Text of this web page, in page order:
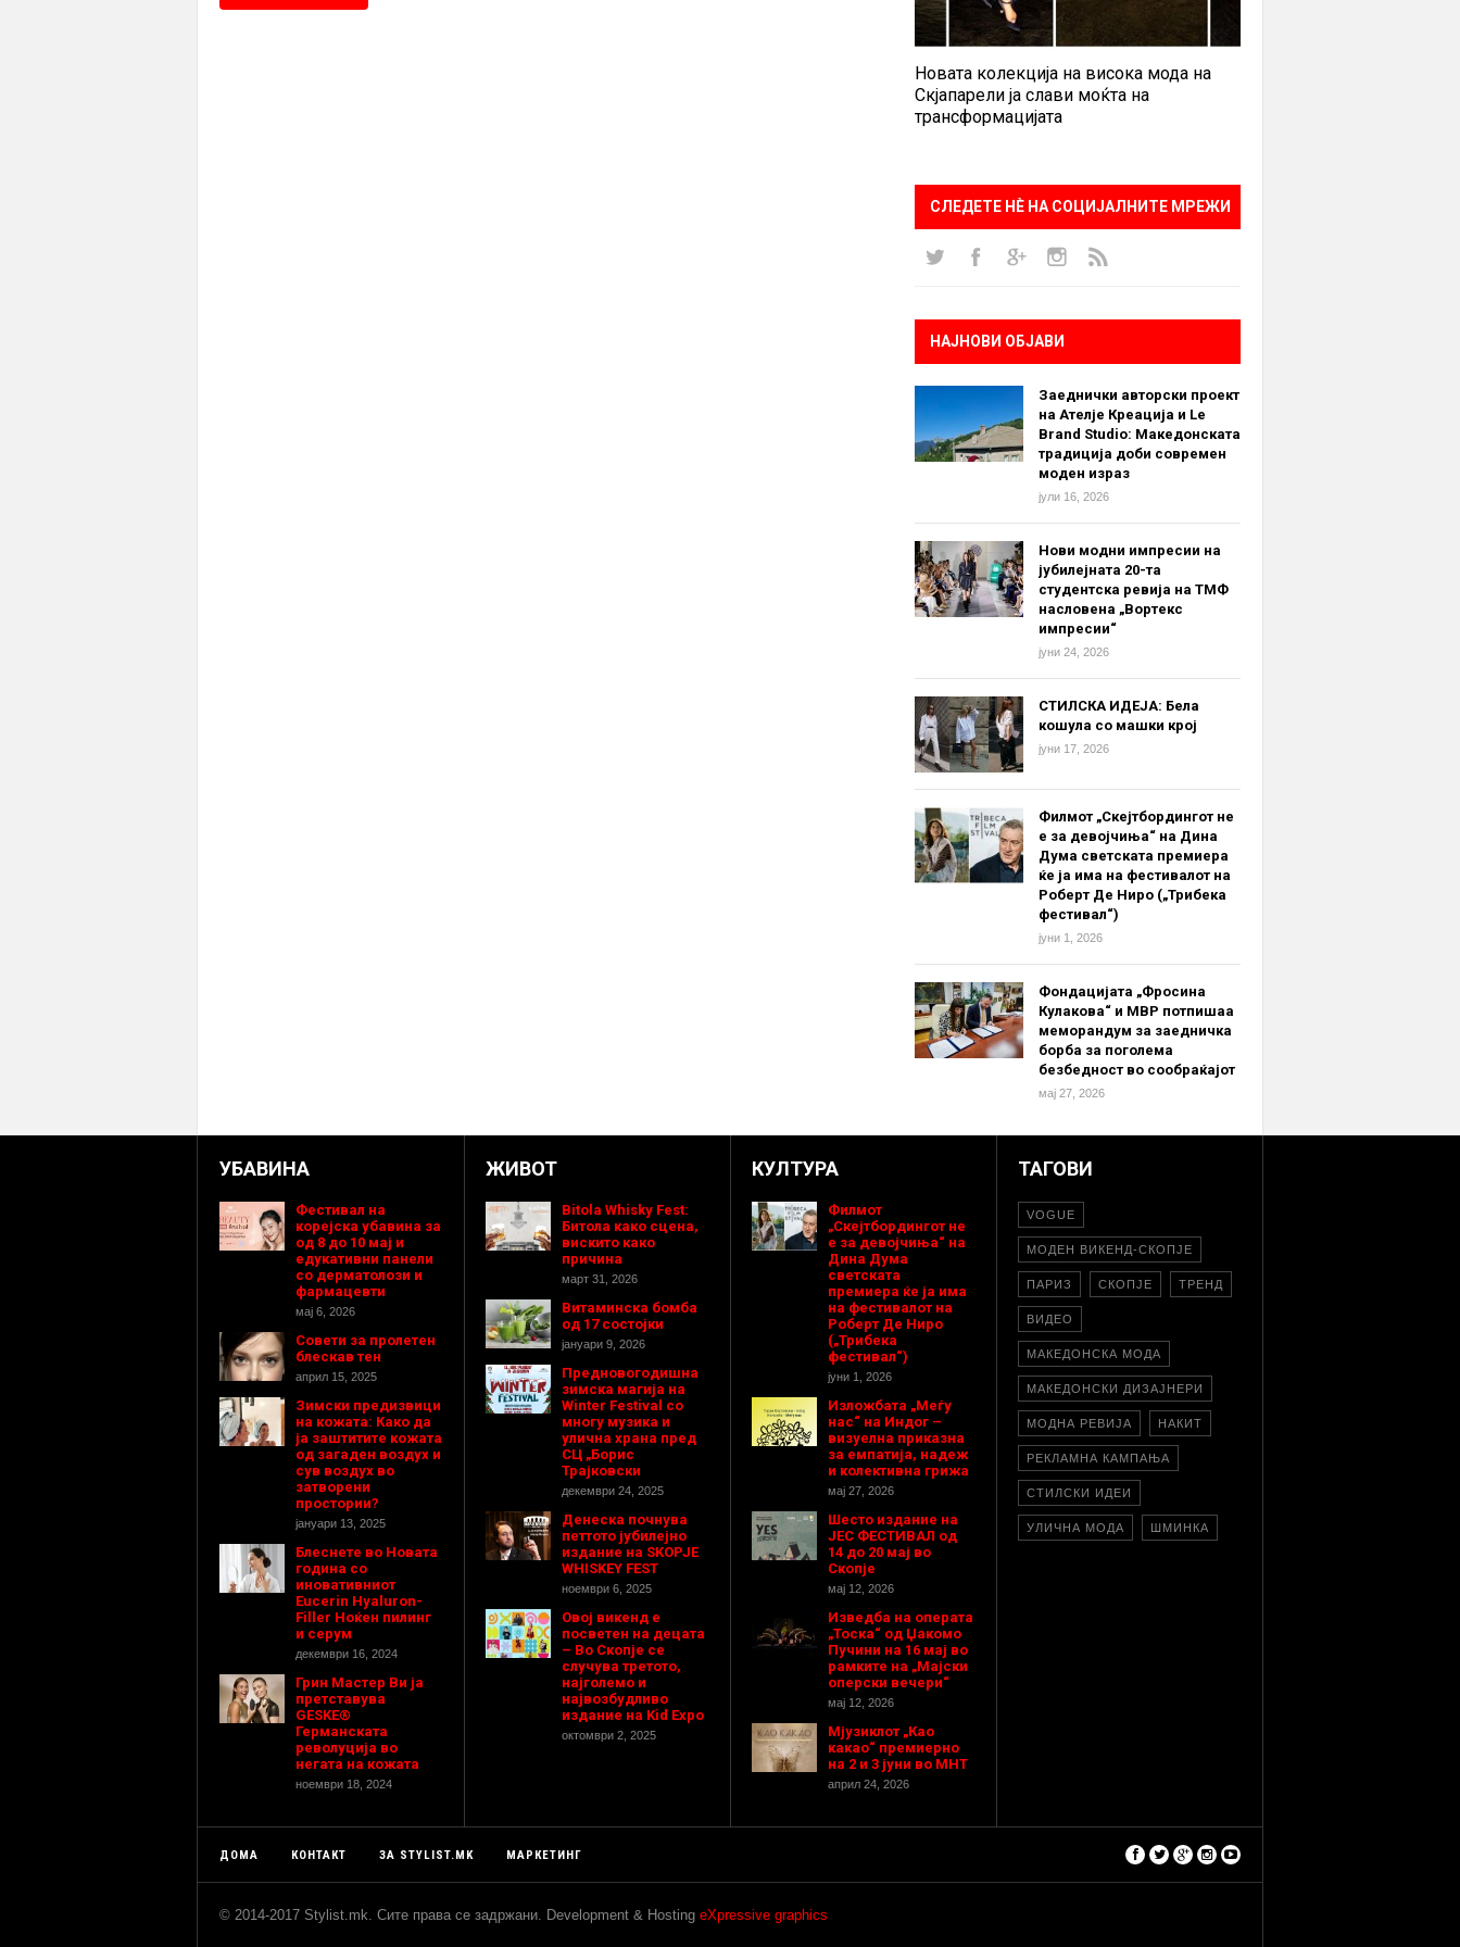
Новата колекција на висока мода на
Скјапарели ја слави моќта на
трансформацијата
СЛЕДЕТЕ НÈ НА СОЦИЈАЛНИТЕ МРЕЖИ
НАЈНОВИ ОБЈАВИ
Заеднички авторски проект
на Ателје Креација и Le
Brand Studio: Македонската
традиција доби современ
моден израз
јули 16, 2026
Нови модни импресии на
јубилејната 20-та
студентска ревија на ТМФ
насловена „Вортекс
импресии“
јуни 24, 2026
СТИЛСКА ИДЕЈА: Бела
кошула со машки крој
јуни 17, 2026
Филмот „Скејтбордингот не
е за девојчиња“ на Дина
Дума светската премиера
ќе ја има на фестивалот на
Роберт Де Ниро („Трибека
фестивал“)
јуни 1, 2026
Фондацијата „Фросина
Кулакова“ и МВР потпишаа
меморандум за заедничка
борба за поголема
безбедност во сообраќајот
мај 27, 2026
УБАВИНА
Фестивал на
корејска убавина за
од 8 до 10 мај и
едукативни панели
со дерматолози и
фармацевти
мај 6, 2026
Совети за пролетен
блескав тен
април 15, 2025
Зимски предизвици
на кожата: Како да
ја заштитите кожата
од загаден воздух и
сув воздух во
затворени
простории?
јануари 13, 2025
Блеснете во Новата
година со
иновативниот
Eucerin Hyaluron-
Filler Ноќен пилинг
и серум
декември 16, 2024
Грин Мастер Ви ја
претставува
GESKE®
Германската
револуција во
негата на кожата
ноември 18, 2024
ЖИВОТ
Bitola Whisky Fest:
Битола како сцена,
вискито како
причина
март 31, 2026
Витаминска бомба
од 17 состојки
јануари 9, 2026
Предновогодишнa
зимска магија на
Winter Festival со
многу музика и
улична храна пред
СЦ „Борис
Трајковски
декември 24, 2025
Денеска почнува
петтото јубилејно
издание на SKOPJE
WHISKEY FEST
ноември 6, 2025
Овој викенд е
посветен на децата
– Во Скопје се
случува третото,
најголемо и
највозбудливо
издание на Kid Expo
октомври 2, 2025
КУЛТУРА
Филмот
„Скејтбордингот не
е за девојчиња“ на
Дина Дума
светската
премиера ќе ја има
на фестивалот на
Роберт Де Ниро
(„Трибека
фестивал“)
јуни 1, 2026
Изложбата „Меѓу
нас“ на Индог –
визуелна приказна
за емпатија, надеж
и колективна грижа
мај 27, 2026
Шесто издание на
ЈЕС ФЕСТИВАЛ од
14 до 20 мај во
Скопје
мај 12, 2026
Изведба на операта
„Тоска“ од Џакомо
Пучини на 16 мај во
рамките на „Мајски
оперски вечери“
мај 12, 2026
Мјузиклот „Као
какао“ премиерно
на 2 и 3 јуни во МНТ
април 24, 2026
ТАГОВИ
VOGUE
МОДЕН ВИКЕНД-СКОПЈЕ
ПАРИЗ СКОПЈЕ ТРЕНД
ВИДЕО
МАКЕДОНСКА МОДА
МАКЕДОНСКИ ДИЗАЈНЕРИ
МОДНА РЕВИЈА НАКИТ
РЕКЛАМНА КАМПАЊА
СТИЛСКИ ИДЕИ
УЛИЧНА МОДА ШМИНКА
ДОМА КОНТАКТ ЗА STYLIST.MK МАРКЕТИНГ
© 2014-2017 Stylist.mk. Сите права се задржани. Development & Hosting eXpressive graphics